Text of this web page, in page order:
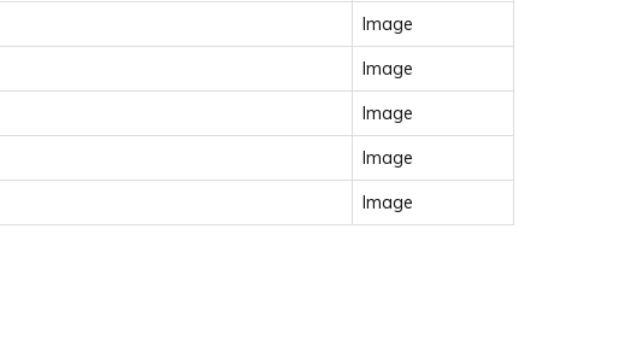
Image
Image
Image
Image
Image